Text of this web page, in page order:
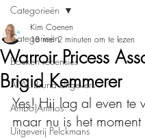
Categorieën
Boeken recensies
A.W. Bruna Uitgevers
Ambo|Anthos
Uitgeverij Pelckmans
Categorieën
Warroir Pricess
Brigid Kemmerer
Kim Coenen
18 mei 2 minuten om te lezen
Yes! Hij lag al even te
maar nu is het